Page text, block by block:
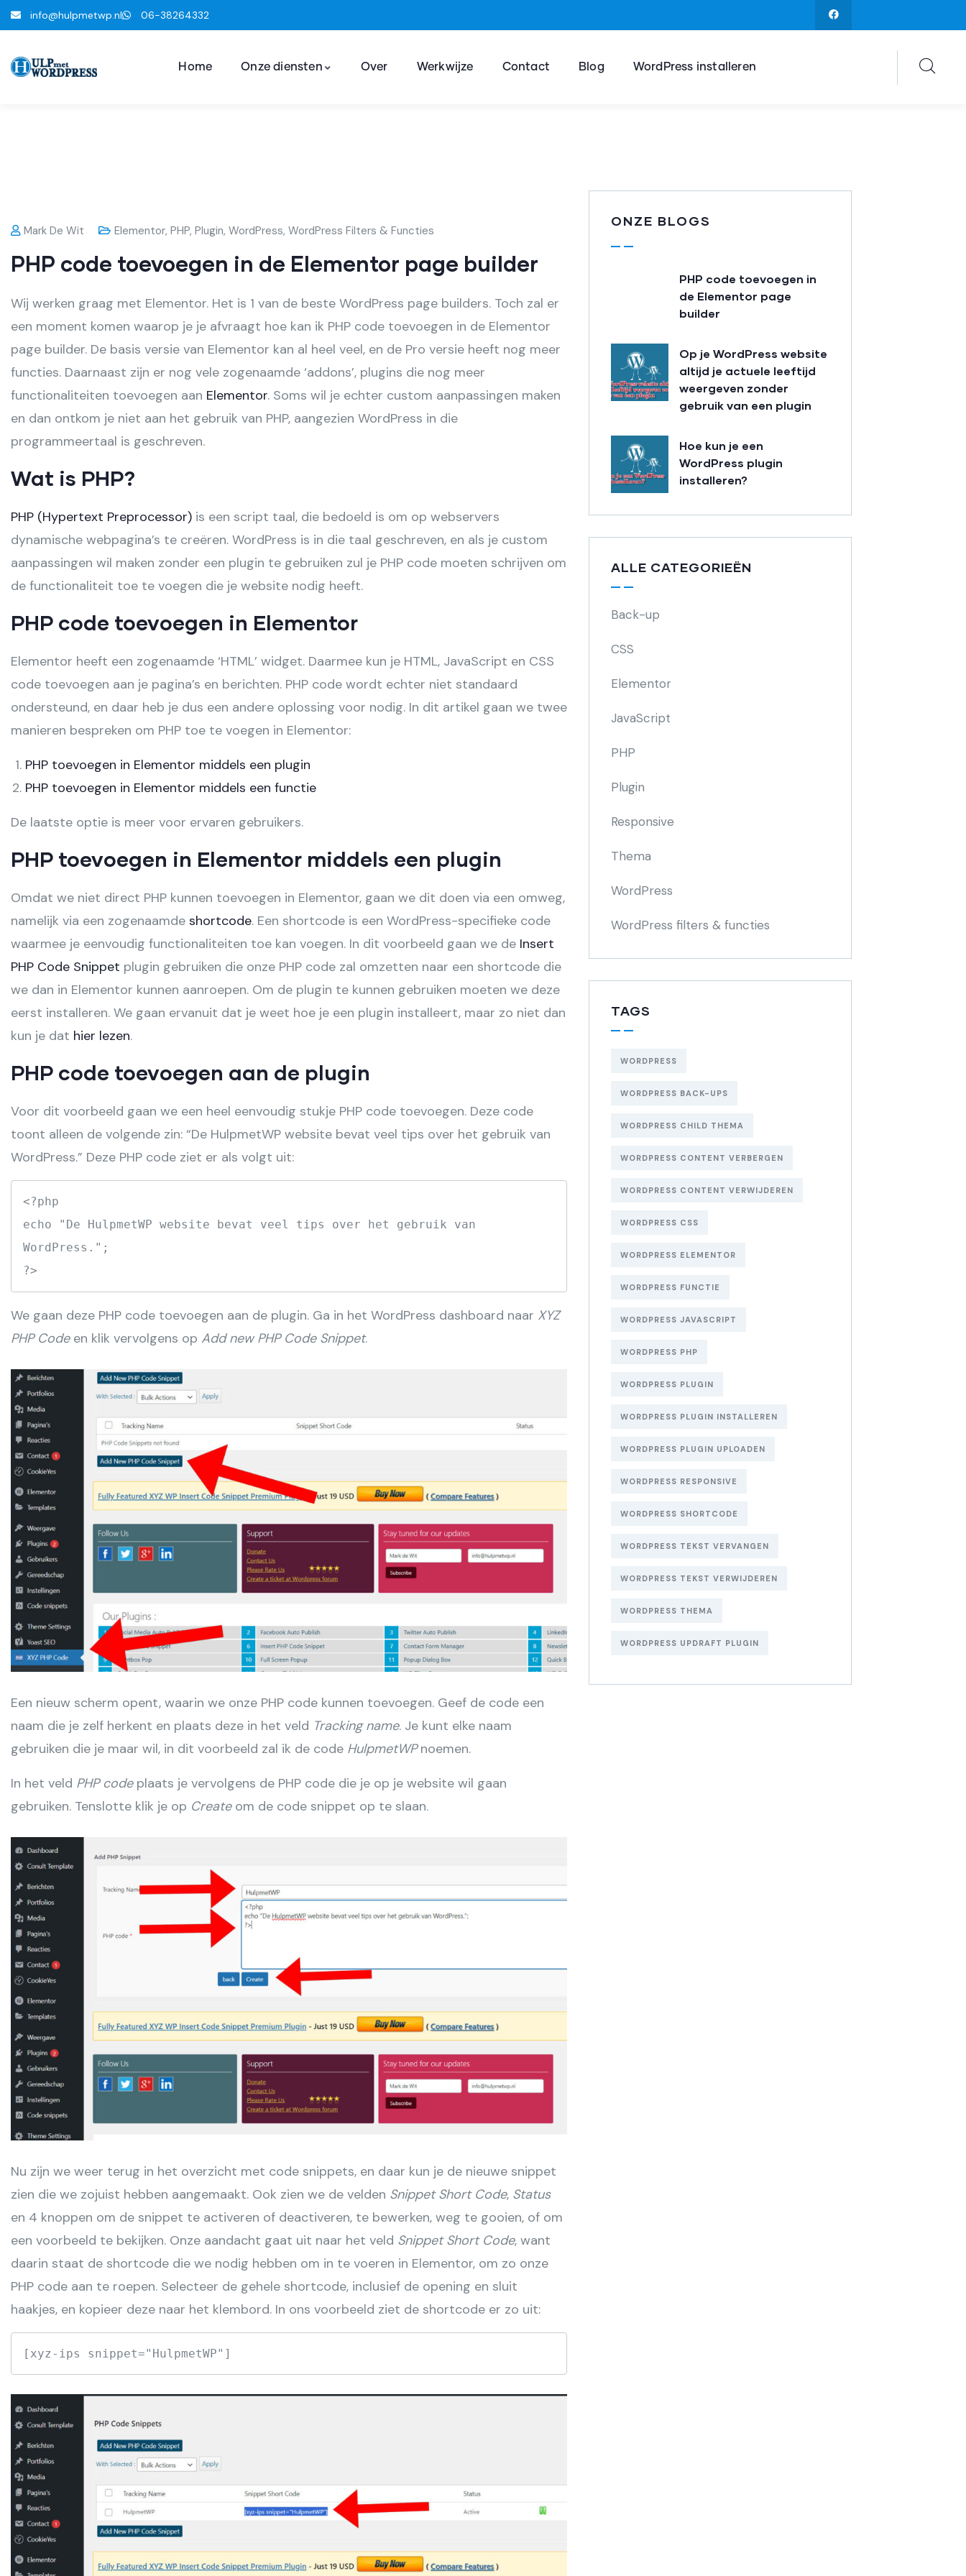
info@hulpmetwp.nl 06-38264332
Home Onze diensten Over Werkwijze Contact Blog WordPress installeren
Mark De Wit Elementor, PHP, Plugin, WordPress, WordPress Filters & Functies
PHP code toevoegen in de Elementor page builder
Wij werken graag met Elementor. Het is 1 van de beste WordPress page builders. Toch zal er
een moment komen waarop je je afvraagt hoe kan ik PHP code toevoegen in de Elementor
page builder. De basis versie van Elementor kan al heel veel, en de Pro versie heeft nog meer
functies. Daarnaast zijn er nog vele zogenaamde ‘addons’, plugins die nog meer
functionaliteiten toevoegen aan Elementor. Soms wil je echter custom aanpassingen maken
en dan ontkom je niet aan het gebruik van PHP, aangezien WordPress in die
programmeertaal is geschreven.
Wat is PHP?
PHP (Hypertext Preprocessor) is een script taal, die bedoeld is om op webservers
dynamische webpagina’s te creëren. WordPress is in die taal geschreven, en als je custom
aanpassingen wil maken zonder een plugin te gebruiken zul je PHP code moeten schrijven om
de functionaliteit toe te voegen die je website nodig heeft.
PHP code toevoegen in Elementor
Elementor heeft een zogenaamde ‘HTML’ widget. Daarmee kun je HTML, JavaScript en CSS
code toevoegen aan je pagina’s en berichten. PHP code wordt echter niet standaard
ondersteund, en daar heb je dus een andere oplossing voor nodig. In dit artikel gaan we twee
manieren bespreken om PHP toe te voegen in Elementor:
PHP toevoegen in Elementor middels een plugin
PHP toevoegen in Elementor middels een functie
De laatste optie is meer voor ervaren gebruikers.
PHP toevoegen in Elementor middels een plugin
Omdat we niet direct PHP kunnen toevoegen in Elementor, gaan we dit doen via een omweg,
namelijk via een zogenaamde shortcode. Een shortcode is een WordPress-specifieke code
waarmee je eenvoudig functionaliteiten toe kan voegen. In dit voorbeeld gaan we de Insert
PHP Code Snippet plugin gebruiken die onze PHP code zal omzetten naar een shortcode die
we dan in Elementor kunnen aanroepen. Om de plugin te kunnen gebruiken moeten we deze
eerst installeren. We gaan ervanuit dat je weet hoe je een plugin installeert, maar zo niet dan
kun je dat hier lezen.
PHP code toevoegen aan de plugin
Voor dit voorbeeld gaan we een heel eenvoudig stukje PHP code toevoegen. Deze code
toont alleen de volgende zin: “De HulpmetWP website bevat veel tips over het gebruik van
WordPress.” Deze PHP code ziet er als volgt uit:
<?php
echo "De HulpmetWP website bevat veel tips over het gebruik van
WordPress.";
?>
We gaan deze PHP code toevoegen aan de plugin. Ga in het WordPress dashboard naar XYZ
PHP Codeen klik vervolgens op Add new PHP Code Snippet.
Een nieuw scherm opent, waarin we onze PHP code kunnen toevoegen. Geef de code een
naam die je zelf herkent en plaats deze in het veld Tracking name. Je kunt elke naam
gebruiken die je maar wil, in dit voorbeeld zal ik de code HulpmetWPnoemen.
In het veld PHP codeplaats je vervolgens de PHP code die je op je website wil gaan
gebruiken. Tenslotte klik je op Createom de code snippet op te slaan.
Nu zijn we weer terug in het overzicht met code snippets, en daar kun je de nieuwe snippet
zien die we zojuist hebben aangemaakt. Ook zien we de velden Snippet Short Code, Status
en 4 knoppen om de snippet te activeren of deactiveren, te bewerken, weg te gooien, of om
een voorbeeld te bekijken. Onze aandacht gaat uit naar het veld Snippet Short Code, want
daarin staat de shortcode die we nodig hebben om in te voeren in Elementor, om zo onze
PHP code aan te roepen. Selecteer de gehele shortcode, inclusief de opening en sluit
haakjes, en kopieer deze naar het klembord. In ons voorbeeld ziet de shortcode er zo uit:
[xyz-ips snippet="HulpmetWP"]
ONZE BLOGS
PHP code toevoegen in
de Elementor page
builder
Op je WordPress website
altijd je actuele leeftijd
weergeven zonder
gebruik van een plugin
Hoe kun je een
WordPress plugin
installeren?
ALLE CATEGORIEËN
Back-up
CSS
Elementor
JavaScript
PHP
Plugin
Responsive
Thema
WordPress
WordPress filters & functies
TAGS
WORDPRESS
WORDPRESS BACK-UPS
WORDPRESS CHILD THEMA
WORDPRESS CONTENT VERBERGEN
WORDPRESS CONTENT VERWIJDEREN
WORDPRESS CSS
WORDPRESS ELEMENTOR
WORDPRESS FUNCTIE
WORDPRESS JAVASCRIPT
WORDPRESS PHP
WORDPRESS PLUGIN
WORDPRESS PLUGIN INSTALLEREN
WORDPRESS PLUGIN UPLOADEN
WORDPRESS RESPONSIVE
WORDPRESS SHORTCODE
WORDPRESS TEKST VERVANGEN
WORDPRESS TEKST VERWIJDEREN
WORDPRESS THEMA
WORDPRESS UPDRAFT PLUGIN